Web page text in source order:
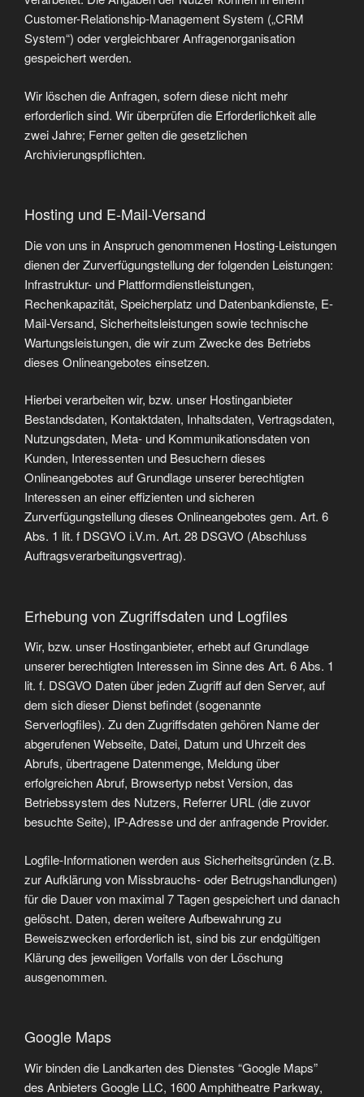
Customer-Relationship-Management System („CRM
System“) oder vergleichbarer Anfragenorganisation
gespeichert werden.
Wir löschen die Anfragen, sofern diese nicht mehr
erforderlich sind. Wir überprüfen die Erforderlichkeit alle
zwei Jahre; Ferner gelten die gesetzlichen
Archivierungspflichten.
Hosting und E-Mail-Versand
Die von uns in Anspruch genommenen Hosting-Leistungen
dienen der Zurverfügungstellung der folgenden Leistungen:
Infrastruktur- und Plattformdienstleistungen,
Rechenkapazität, Speicherplatz und Datenbankdienste, E-
Mail-Versand, Sicherheitsleistungen sowie technische
Wartungsleistungen, die wir zum Zwecke des Betriebs
dieses Onlineangebotes einsetzen.
Hierbei verarbeiten wir, bzw. unser Hostinganbieter
Bestandsdaten, Kontaktdaten, Inhaltsdaten, Vertragsdaten,
Nutzungsdaten, Meta- und Kommunikationsdaten von
Kunden, Interessenten und Besuchern dieses
Onlineangebotes auf Grundlage unserer berechtigten
Interessen an einer effizienten und sicheren
Zurverfügungstellung dieses Onlineangebotes gem. Art. 6
Abs. 1 lit. f DSGVO i.V.m. Art. 28 DSGVO (Abschluss
Auftragsverarbeitungsvertrag).
Erhebung von Zugriffsdaten und Logfiles
Wir, bzw. unser Hostinganbieter, erhebt auf Grundlage
unserer berechtigten Interessen im Sinne des Art. 6 Abs. 1
lit. f. DSGVO Daten über jeden Zugriff auf den Server, auf
dem sich dieser Dienst befindet (sogenannte
Serverlogfiles). Zu den Zugriffsdaten gehören Name der
abgerufenen Webseite, Datei, Datum und Uhrzeit des
Abrufs, übertragene Datenmenge, Meldung über
erfolgreichen Abruf, Browsertyp nebst Version, das
Betriebssystem des Nutzers, Referrer URL (die zuvor
besuchte Seite), IP-Adresse und der anfragende Provider.
Logfile-Informationen werden aus Sicherheitsgründen (z.B.
zur Aufklärung von Missbrauchs- oder Betrugshandlungen)
für die Dauer von maximal 7 Tagen gespeichert und danach
gelöscht. Daten, deren weitere Aufbewahrung zu
Beweiszwecken erforderlich ist, sind bis zur endgültigen
Klärung des jeweiligen Vorfalls von der Löschung
ausgenommen.
Google Maps
Wir binden die Landkarten des Dienstes “Google Maps”
des Anbieters Google LLC, 1600 Amphitheatre Parkway,